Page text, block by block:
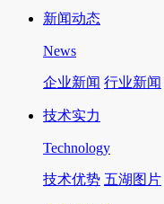
新闻动态
News
企业新闻 行业新闻
技术实力
Technology
技术优势 五湖图片